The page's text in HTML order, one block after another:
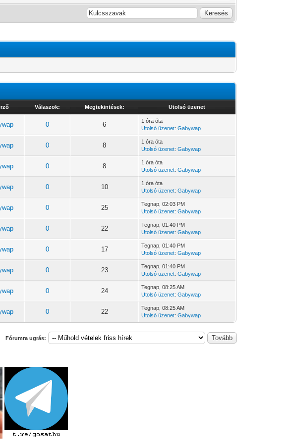
Válaszok: Megtekintések: Utolsó üzenet
0 6
1 óra óta
Utolsó üzenet:Gabywap
0 8
1 óra óta
Utolsó üzenet:Gabywap
0 8
1 óra óta
Utolsó üzenet:Gabywap
0 10
1 óra óta
Utolsó üzenet:Gabywap
0 25 Tegnap , 02:03 PM
Utolsó üzenet:Gabywap
0 22 Tegnap , 01:40 PM
Utolsó üzenet:Gabywap
0 17 Tegnap , 01:40 PM
Utolsó üzenet:Gabywap
0 23 Tegnap , 01:40 PM
Utolsó üzenet:Gabywap
0 24 Tegnap , 08:25 AM
Utolsó üzenet:Gabywap
0 22 Tegnap , 08:25 AM
Utolsó üzenet:Gabywap
Fórumra ugrás: